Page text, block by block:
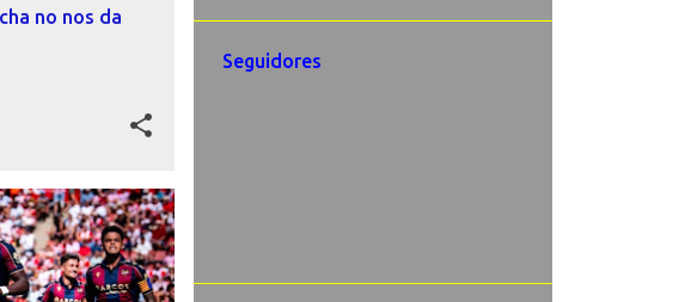
no nos da
LUÍS CASTRO
Seguidores